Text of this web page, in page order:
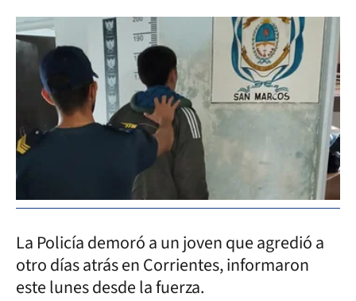
La Policía demoró a un joven que agredió a
otro días atrás en Corrientes, informaron
este lunes desde la fuerza.